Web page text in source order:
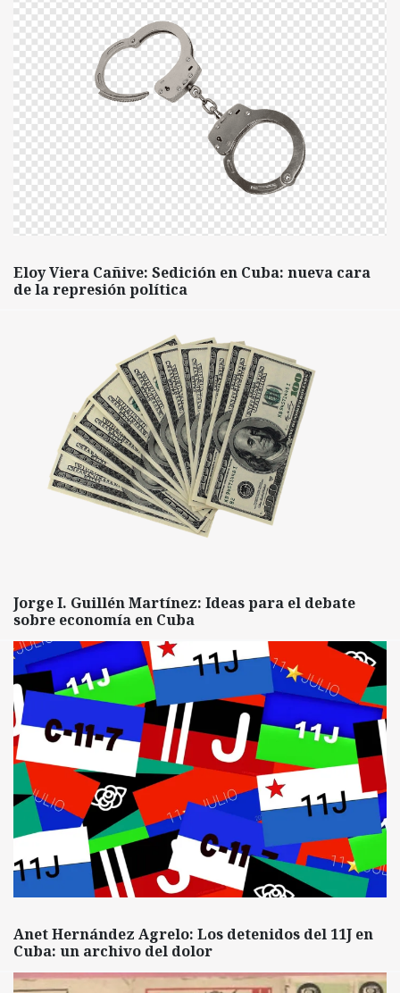
Eloy Viera Cañive: Sedición en Cuba: nueva cara
de la represión política
Jorge I. Guillén Martínez: Ideas para el debate
sobre economía en Cuba
Anet Hernández Agrelo: Los detenidos del 11J en
Cuba: un archivo del dolor